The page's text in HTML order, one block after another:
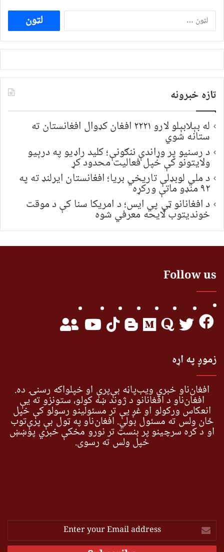
ددی
لپاره
لټون:
تازه خبرونه
له بېلابېلو لارو ۲۲۲۱ افغان کډوال افغانستان ته
ستانه شوي
د رسنیو پر وړاندې ننګونې؛ کلید راډیو په درېیو
ولایتونو کې خپل فعالیت محدود کړ
د ملي لوبډلې تاریخي بریا؛ افغانستان ایرلنډ ته په
۹۲ منډو ماتې ورکړه
د افغانانو ټي پي ایس؛ د امریکا سنا کې د موقت
خونديتوب لایحه معرفي شوه
Follow us
زموږ په اړه
افغان‌ناو خبري ویب‌پاڼه بې‌پرې او خپلواکه رسنۍ ده.
افغان‌ناو د افغانانو د ژوند ښه کولو، ستونزو ته یې
انعکاس ورکولو او غږ یې تر مسئولینو رسولو کې خپل
ځان ولس ته مسئول بولي. افغان‌ناو په ټول بې پرې‌توب
او د کره سرچینو پر بنسټ تر نورو مخکې خبري پوښښ
خپل ولس ته رسوي.
Enter
your
Email